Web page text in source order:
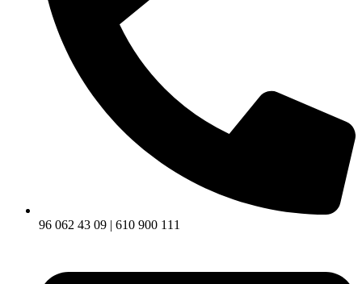
96 062 43 09 | 610 900 111